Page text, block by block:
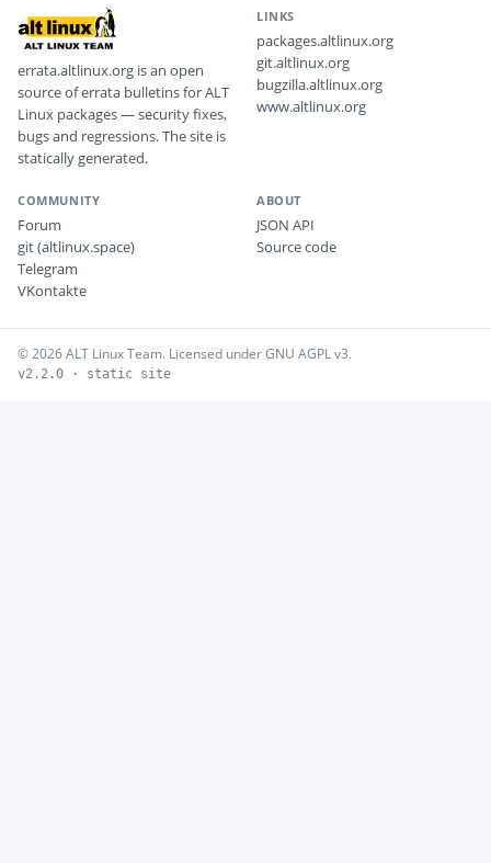
errata.altlinux.org is an open
source of errata bulletins for ALT
Linux packages — security fixes,
bugs and regressions. The site is
statically generated.
LINKS
packages.altlinux.org
git.altlinux.org
bugzilla.altlinux.org
www.altlinux.org
COMMUNITY
Forum
git (altlinux.space)
Telegram
VKontakte
ABOUT
JSON API
Source code
© 2026 ALT Linux Team. Licensed under GNU AGPL v3.
v2.2.0 · static site